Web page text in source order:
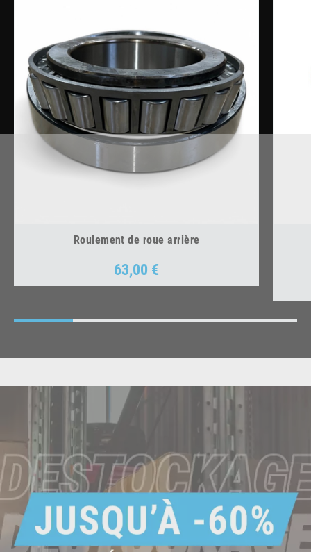
Roulement de roue arrière
Prix
63,00 €